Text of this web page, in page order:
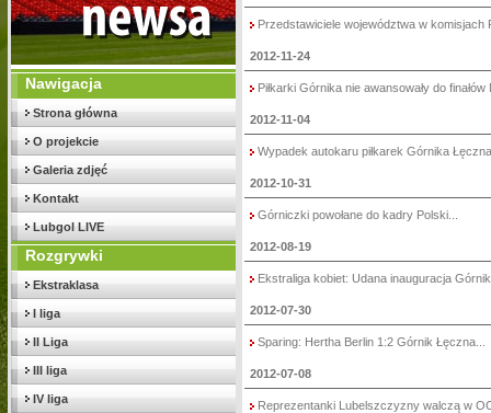
Nawigacja
Strona główna
O projekcie
Galeria zdjęć
Kontakt
Lubgol LIVE
Rozgrywki
Ekstraklasa
I liga
II Liga
III liga
IV liga
Przedstawiciele województwa w komisjach
2012-11-24
Piłkarki Górnika nie awansowały do
2012-11-04
Wypadek autokaru piłkarek Górnika
2012-10-31
Górniczki powołane do kadry Polski...
2012-08-19
Ekstraliga kobiet: Udana inauguracja
2012-07-30
Sparing: Hertha Berlin 1:2 Górnik Łęczna...
2012-07-08
Reprezentanki Lubelszczyzny walczą w